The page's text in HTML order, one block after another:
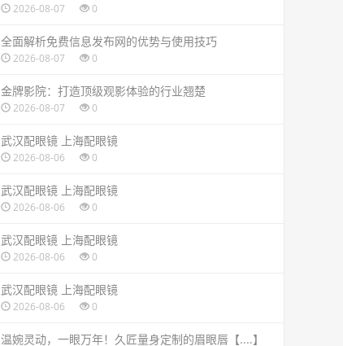
2026-08-07 0
全面解析免费信息发布网的优势与使用技巧
2026-08-07 0
金牌影院：打造顶级观影体验的行业翘楚
2026-08-07 0
武汉配眼镜 上海配眼镜
2026-08-06 0
武汉配眼镜 上海配眼镜
2026-08-06 0
武汉配眼镜 上海配眼镜
2026-08-06 0
武汉配眼镜 上海配眼镜
2026-08-06 0
温婉灵动，一眼万年！久匠量身定制的眉眼唇【....】